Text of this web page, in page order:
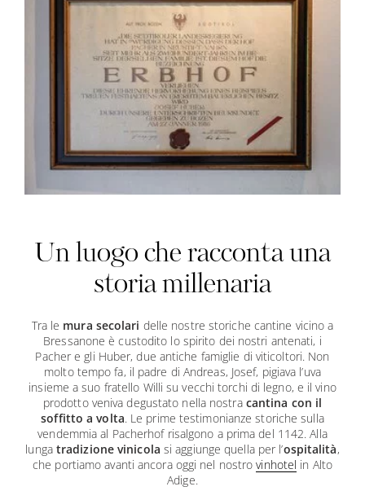
Un luogo che racconta una
storia millenaria
Tra le mura secolari delle nostre storiche cantine vicino a
Bressanone è custodito lo spirito dei nostri antenati, i
Pacher e gli Huber, due antiche famiglie di viticoltori. Non
molto tempo fa, il padre di Andreas, Josef, pigiava l’uva
insieme a suo fratello Willi su vecchi torchi di legno, e il vino
prodotto veniva degustato nella nostra cantina con il
soffitto a volta. Le prime testimonianze storiche sulla
vendemmia al Pacherhof risalgono a prima del 1142. Alla
lunga tradizione vinicola si aggiunge quella per l’ospitalità,
che portiamo avanti ancora oggi nel nostrovinhotel in Alto
Adige.